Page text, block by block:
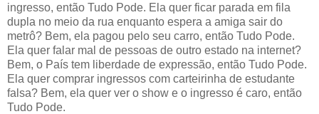
ingresso, então Tudo Pode. Ela quer ficar parada em fila
dupla no meio da rua enquanto espera a amiga sair do
metrô? Bem, ela pagou pelo seu carro, então Tudo Pode.
Ela quer falar mal de pessoas de outro estado na internet?
Bem, o País tem liberdade de expressão, então Tudo Pode.
Ela quer comprar ingressos com carteirinha de estudante
falsa? Bem, ela quer ver o show e o ingresso é caro, então
Tudo Pode.